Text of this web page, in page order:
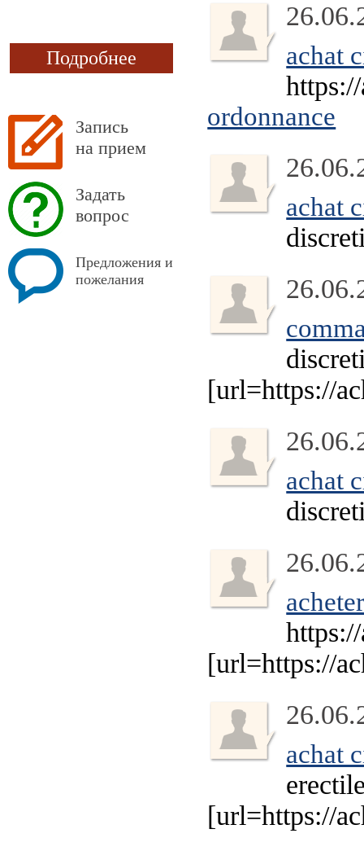
Подробнее
Запись
на прием
Задать
вопрос
Предложения и
пожелания
achat
ordonnance
achat
[url=https://
achat
[url=https://
achat
[url=https://